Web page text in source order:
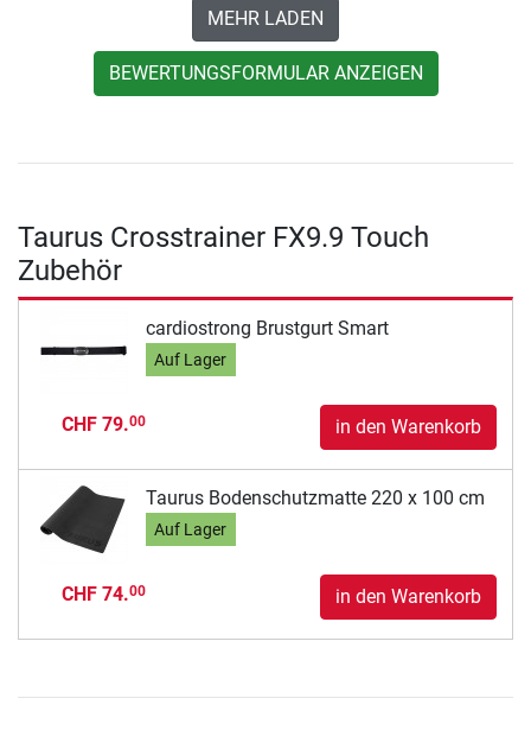
MEHR LADEN
BEWERTUNGSFORMULAR ANZEIGEN
Taurus Crosstrainer FX9.9 Touch
Zubehör
cardiostrong Brustgurt Smart
Auf Lager
CHF 79.00 in den Warenkorb
Taurus Bodenschutzmatte 220 x 100 cm
Auf Lager
CHF 74.00 in den Warenkorb